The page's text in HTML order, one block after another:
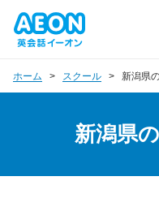
ホーム スクール 新潟県
新潟県